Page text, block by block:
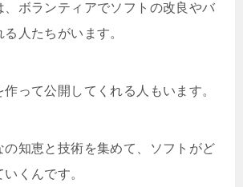
、ボランティアでソフトの改良やバ
人たちがいます。
って公開してくれる人もいます。
の知恵と技術を集めて、ソフトがど
くんです。